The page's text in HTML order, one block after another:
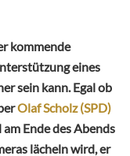
kommende
eines
sein kann. Egal ob
Olaf Scholz (SPD)
Ende des Abends
lächeln wird, er